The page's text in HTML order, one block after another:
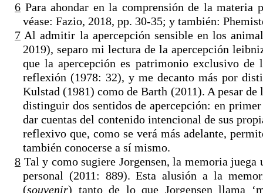
6 Para ahondar en la comprensión de la
véase: Fazio, 2018, pp. 30-35; y también:
7 Al admitir la apercepción sensible en los
2019), separo mi lectura de la apercepción
que la apercepción es patrimonio exclusivo
reflexión (1978: 32), y me decanto más por
Kulstad (1981) como de Barth (2011). A pesar
distinguir dos sentidos de apercepción: en
dar cuentas del contenido intencional de sus
reflexivo que, como se verá más adelante,
también conocerse a sí mismo.
8 Tal y como sugiere Jorgensen, la memoria
personal (2011: 889). Esta alusión a la
(souvenir) tanto de lo que Jorgensen llama